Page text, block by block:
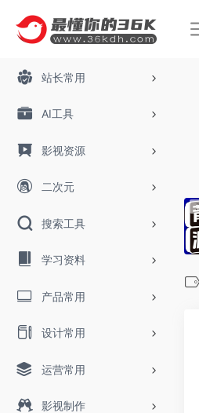
站长常用
AI工具
影视资源
二次元
搜索工具
学习资料
产品常用
设计常用
运营常用
影视制作